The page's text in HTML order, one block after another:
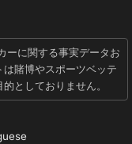
ーに関する事実データお
賭博やスポーツベッテ
としておりません。